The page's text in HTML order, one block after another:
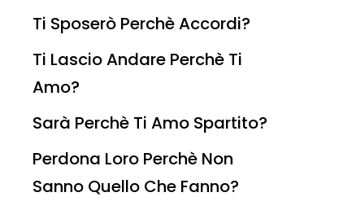
Ti Sposerò Perchè Accordi?
Ti Lascio Andare Perchè Ti
Amo?
Sarà Perchè Ti Amo Spartito?
Perdona Loro Perchè Non
Sanno Quello Che Fanno?